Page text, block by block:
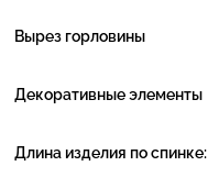
Вырез горловины
Декоративные элементы
Длина изделия по спинке: